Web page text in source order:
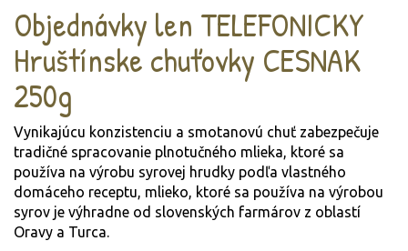
Objednávky len TELEFONICKY
Hruštínske chuťovky CESNAK
250g
Vynikajúcu konzistenciu a smotanovú chuť zabezpečuje
tradičné spracovanie plnotučného mlieka, ktoré sa
používa na výrobu syrovej hrudky podľa vlastného
domáceho receptu, mlieko, ktoré sa používa na výrobou
syrov je výhradne od slovenských farmárov z oblastí
Oravy a Turca.